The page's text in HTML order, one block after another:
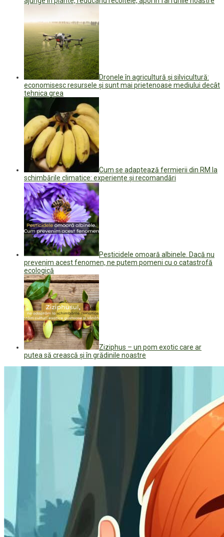
Dronele în agricultură și silvicultură:
economisesc resursele și sunt mai prietenoase mediului decât
tehnica grea
Cum se adaptează fermierii din RM la
schimbările climatice: experiențe și recomandări
Pesticidele omoară albinele. Dacă nu
prevenim acest fenomen, ne putem pomeni cu o catastrofă
ecologică
Ziziphus – un pom exotic care ar
putea să crească și în grădinile noastre